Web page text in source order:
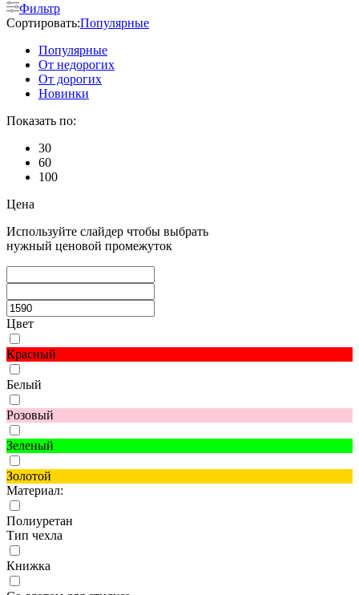
Фильтр
Сортировать:Популярные
Популярные
От недорогих
От дорогих
Новинки
Показать по:
30
60
100
Цена
Используйте слайдер чтобы выбрать
нужный ценовой промежуток
Цвет
Красный
Белый
Розовый
Зеленый
Золотой
Материал:
Полиуретан
Тип чехла
Книжка